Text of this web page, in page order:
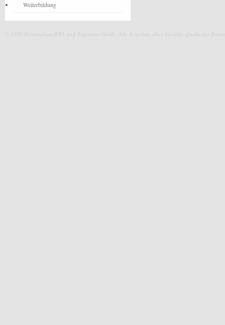
Weiterbildung
© 2026 Fernstudium BWL und Ingenieur Guide. Alle Angaben ohne Gewähr. Quelle der